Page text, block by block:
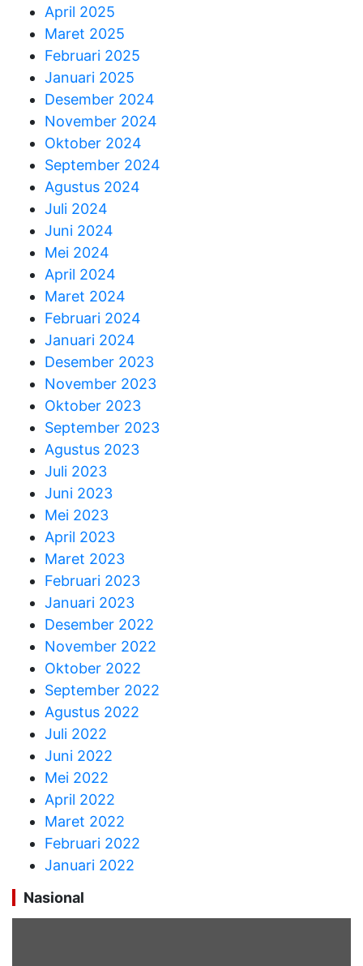
April 2025
Maret 2025
Februari 2025
Januari 2025
Desember 2024
November 2024
Oktober 2024
September 2024
Agustus 2024
Juli 2024
Juni 2024
Mei 2024
April 2024
Maret 2024
Februari 2024
Januari 2024
Desember 2023
November 2023
Oktober 2023
September 2023
Agustus 2023
Juli 2023
Juni 2023
Mei 2023
April 2023
Maret 2023
Februari 2023
Januari 2023
Desember 2022
November 2022
Oktober 2022
September 2022
Agustus 2022
Juli 2022
Juni 2022
Mei 2022
April 2022
Maret 2022
Februari 2022
Januari 2022
Nasional